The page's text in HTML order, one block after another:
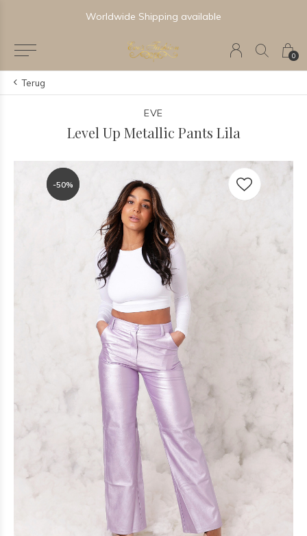
0
Worldwide Shipping available
Terug
EVE
Level Up Metallic Pants Lila
-50%
-50%